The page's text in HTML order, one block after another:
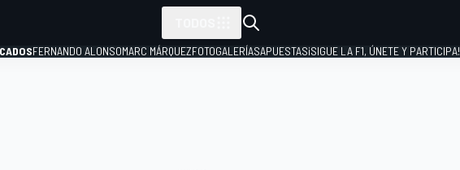
FERNANDO ALONSOMARC MÁRQUEZFOTOGALERÍASAPUESTAS¡SIGUE LA F1, ÚNETE Y PARTICIPA!